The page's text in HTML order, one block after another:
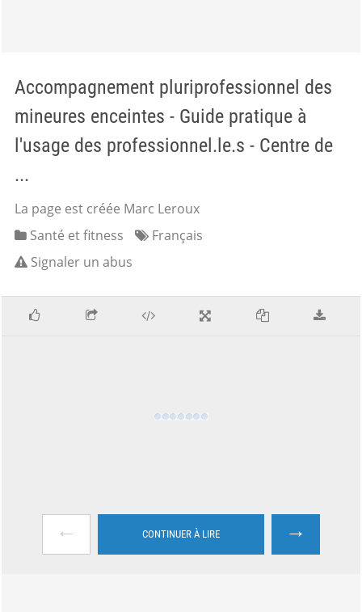
Accompagnement pluriprofessionnel des
mineures enceintes - Guide pratique à
l'usage des professionnel.le.s - Centre de
...
La page est créée Marc Leroux
Santé et fitness
Français
Signaler un abus
← CONTINUER À LIRE →